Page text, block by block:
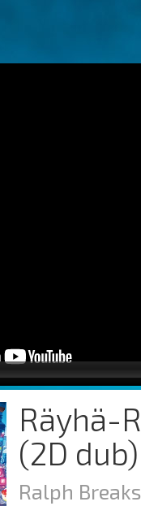
Räyhä-
(2D dub)
Ralph